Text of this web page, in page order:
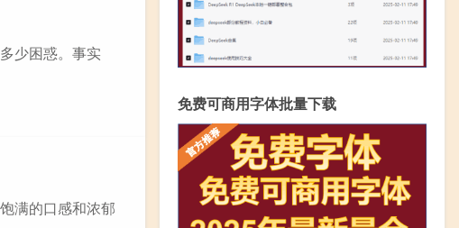
少困惑。事实
满的口感和浓郁
免费可商用字体批量下载